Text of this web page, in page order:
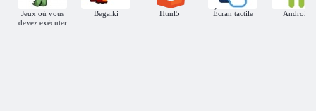
Jeux où vous
devez exécuter
Begalki Html5 Écran tactile Android